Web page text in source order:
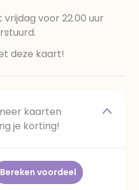
voor 22.00 uur
deze kaart!
kaarten
je korting!
Bereken voordeel